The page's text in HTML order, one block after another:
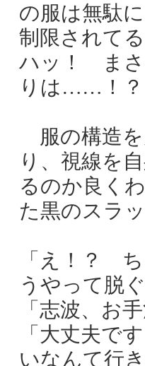
の服は無駄
制限されて
ハッ！ まさ
りは……！
服の構造
り、視線を
るのか良く
た黒のスラ
「え！？
うやって脱
「志波、お
「大丈夫で
いなんて行